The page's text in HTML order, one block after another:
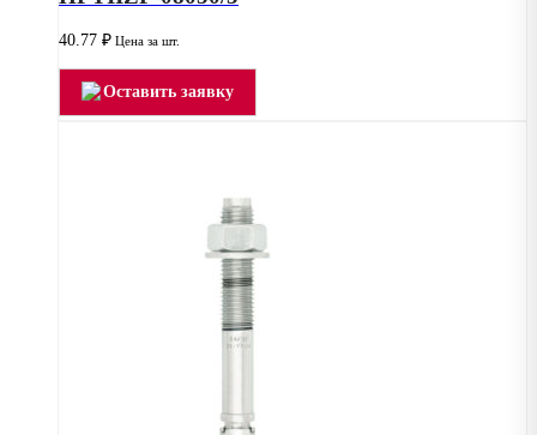
40.77 ₽ Цена за шт.
Оставить заявку